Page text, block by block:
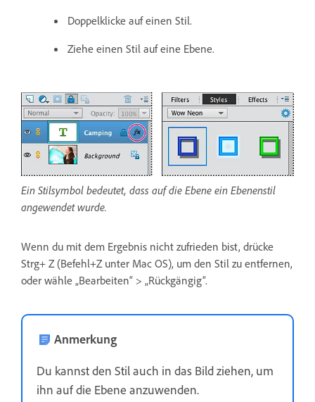
Doppelklicke auf einen Stil.
Ziehe einen Stil auf eine Ebene.
Ein Stilsymbol bedeutet, dass auf die Ebene ein Ebenenstil
angewendet wurde.
Wenn du mit dem Ergebnis nicht zufrieden bist, drücke
Strg+ Z (Befehl+Z unter Mac OS), um den Stil zu entfernen,
oder wähle „Bearbeiten“ > „Rückgängig“.
Anmerkung
Du kannst den Stil auch in das Bild ziehen, um
ihn auf die Ebene anzuwenden.